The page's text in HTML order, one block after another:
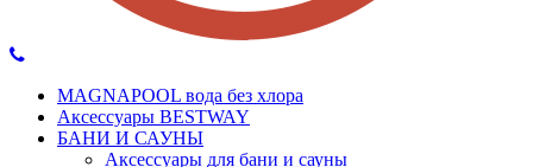
MAGNAPOOL вода без хлора
Аксессуары BESTWAY
БАНИ И САУНЫ
Аксессуары для бани и сауны